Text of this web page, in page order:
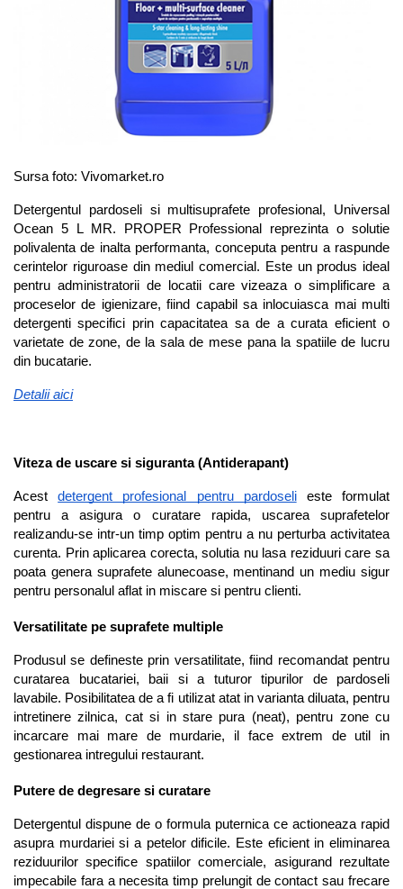
Sursa foto: Vivomarket.ro
Detergentul pardoseli si multisuprafete profesional, Universal
Ocean 5 L MR. PROPER Professional reprezinta o solutie
polivalenta de inalta performanta, conceputa pentru a raspunde
cerintelor riguroase din mediul comercial. Este un produs ideal
pentru administratorii de locatii care vizeaza o simplificare a
proceselor de igienizare, fiind capabil sa inlocuiasca mai multi
detergenti specifici prin capacitatea sa de a curata eficient o
varietate de zone, de la sala de mese pana la spatiile de lucru
din bucatarie.
Detalii aici
Viteza de uscare si siguranta (Antiderapant)
Acest detergent profesional pentru pardoseli este formulat
pentru a asigura o curatare rapida, uscarea suprafetelor
realizandu-se intr-un timp optim pentru a nu perturba activitatea
curenta. Prin aplicarea corecta, solutia nu lasa reziduuri care sa
poata genera suprafete alunecoase, mentinand un mediu sigur
pentru personalul aflat in miscare si pentru clienti.
Versatilitate pe suprafete multiple
Produsul se defineste prin versatilitate, fiind recomandat pentru
curatarea bucatariei, baii si a tuturor tipurilor de pardoseli
lavabile. Posibilitatea de a fi utilizat atat in varianta diluata, pentru
intretinere zilnica, cat si in stare pura (neat), pentru zone cu
incarcare mai mare de murdarie, il face extrem de util in
gestionarea intregului restaurant.
Putere de degresare si curatare
Detergentul dispune de o formula puternica ce actioneaza rapid
asupra murdariei si a petelor dificile. Este eficient in eliminarea
reziduurilor specifice spatiilor comerciale, asigurand rezultate
impecabile fara a necesita timp prelungit de contact sau frecare